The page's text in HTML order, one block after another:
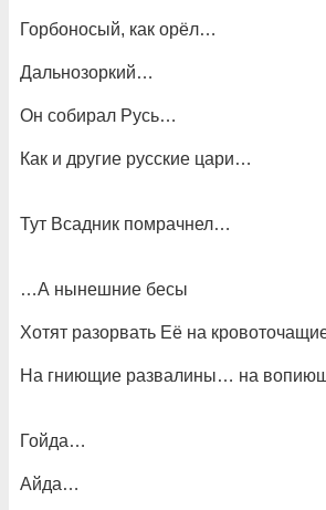
Горбоносый, как орёл…
Дальнозоркий…
Он собирал Русь…
Как и другие русские цари…
Тут Всадник помрачнел…
…А нынешние бесы
Хотят разорвать Её на
На гниющие развалины… на
Гойда…
Айда…